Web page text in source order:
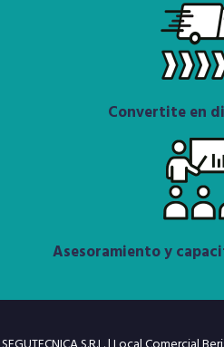
Convertite en
Asesoramiento y